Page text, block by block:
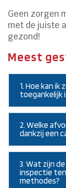
Geen zorgen
met de juiste
gezond!
Meest
1. Hoe kan
toegankelijk
2. Welke
dankzij een
3. Wat zijn
inspectie
methodes?